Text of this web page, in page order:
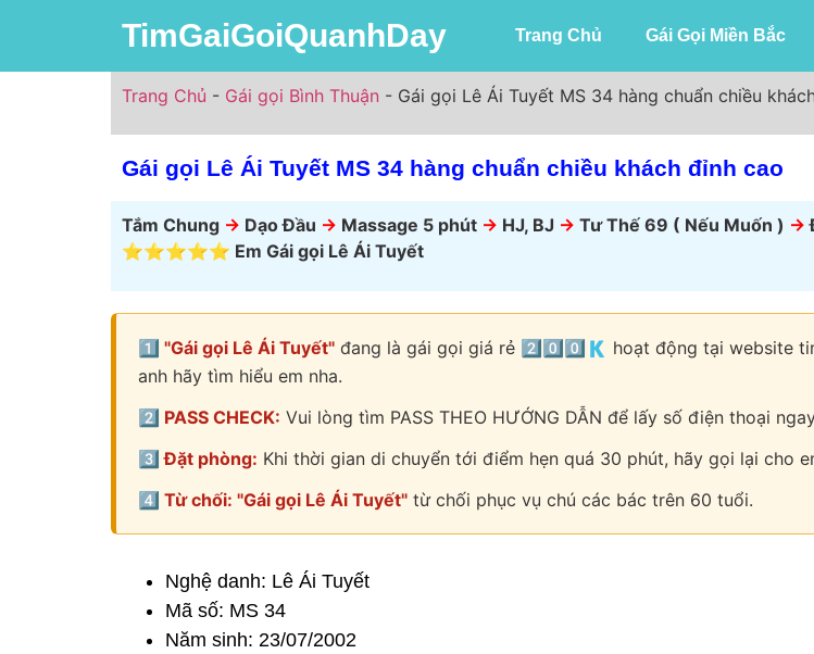
TimGaiGoiQuanhDay Trang Chủ Gái Gọi Miền Bắc
Trang Chủ - Gái gọi Bình Thuận - Gái gọi Lê Ái Tuyết MS 34 hàng chuẩn chiều
Gái gọi Lê Ái Tuyết MS 34 hàng chuẩn chiều khách đỉnh cao
Tắm Chung -> Dạo Đầu -> Massage 5 phút -> HJ, BJ -> Tư Thế 69 ( Nếu Muốn ) ->
⭐⭐⭐⭐⭐ Em Gái gọi Lê Ái Tuyết
1️⃣ "Gái gọi Lê Ái Tuyết" đang là gái gọi giá rẻ 2️⃣0️⃣0️⃣🇰 hoạt động tại website
anh hãy tìm hiểu em nha.
2️⃣ PASS CHECK: Vui lòng tìm PASS THEO HƯỚNG DẪN để lấy số điện thoại
3️⃣ Đặt phòng: Khi thời gian di chuyển tới điểm hẹn quá 30 phút, hãy gọi lại cho
4️⃣ Từ chối: "Gái gọi Lê Ái Tuyết" từ chối phục vụ chú các bác trên 60 tuổi.
Nghệ danh: Lê Ái Tuyết
Mã số: MS 34
Năm sinh: 23/07/2002